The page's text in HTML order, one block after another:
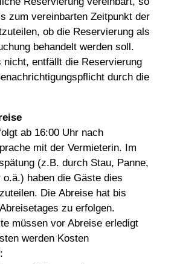
zum vereinbarten Zeitpunkt der
ob die Reservierung als
behandelt werden soll.
nicht, entfällt die Reservierung
durch die
ab 16:00 Uhrnach
mit der Vermieterin. Im
(z.B. durch Stau, Panne,
haben die Gäste dies
Die Abreise hat bis
zu erfolgen.
müssen vor Abreise erledigt
werden Kosten